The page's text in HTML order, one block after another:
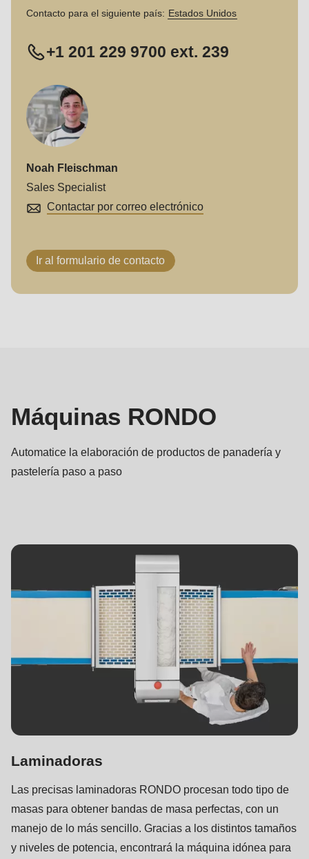
Contacto para el siguiente país: Estados Unidos
+1 201 229 9700 ext. 239
Noah Fleischman
Sales Specialist
Contactar por correo electrónico
Ir al formulario de contacto
Máquinas RONDO
Automatice la elaboración de productos de panadería y
pastelería paso a paso
Laminadoras
Las precisas laminadoras RONDO procesan todo tipo de
masas para obtener bandas de masa perfectas, con un
manejo de lo más sencillo. Gracias a los distintos tamaños
y niveles de potencia, encontrará la máquina idónea para